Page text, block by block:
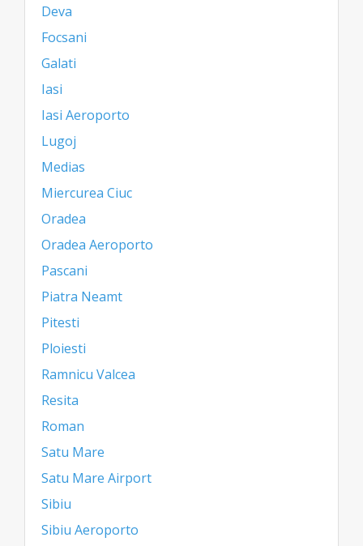
Deva
Focsani
Galati
Iasi
Iasi Aeroporto
Lugoj
Medias
Miercurea Ciuc
Oradea
Oradea Aeroporto
Pascani
Piatra Neamt
Pitesti
Ploiesti
Ramnicu Valcea
Resita
Roman
Satu Mare
Satu Mare Airport
Sibiu
Sibiu Aeroporto